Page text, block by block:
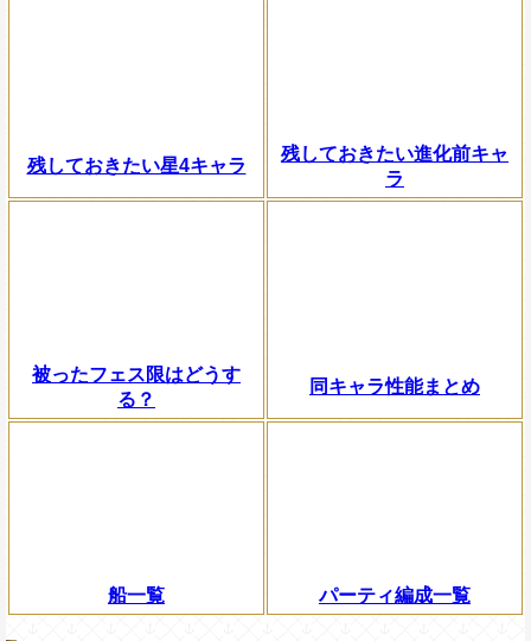
残しておきたい星4キャラ
残しておきたい進化前キャ
ラ
被ったフェス限はどうす
る？
同キャラ性能まとめ
船一覧 パーティ編成一覧